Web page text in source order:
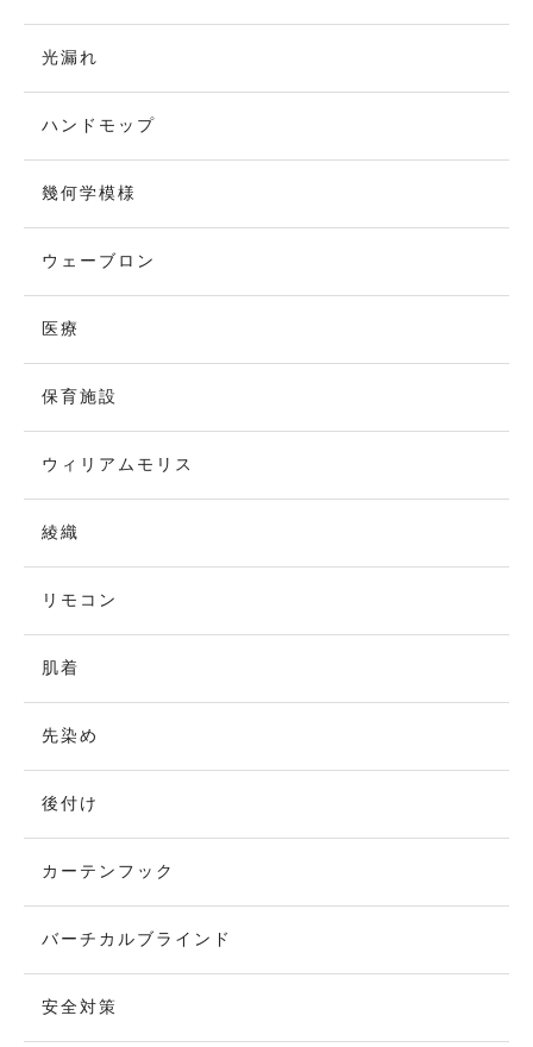
光漏れ
ハンドモップ
幾何学模様
ウェーブロン
医療
保育施設
ウィリアムモリス
綾織
リモコン
肌着
先染め
後付け
カーテンフック
バーチカルブラインド
安全対策